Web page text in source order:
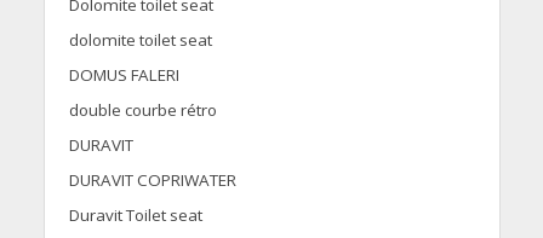
Dolomite toilet seat
dolomite toilet seat
DOMUS FALERI
double courbe rétro
DURAVIT
DURAVIT COPRIWATER
Duravit Toilet seat